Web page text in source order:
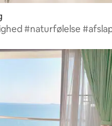
#naturfølelse